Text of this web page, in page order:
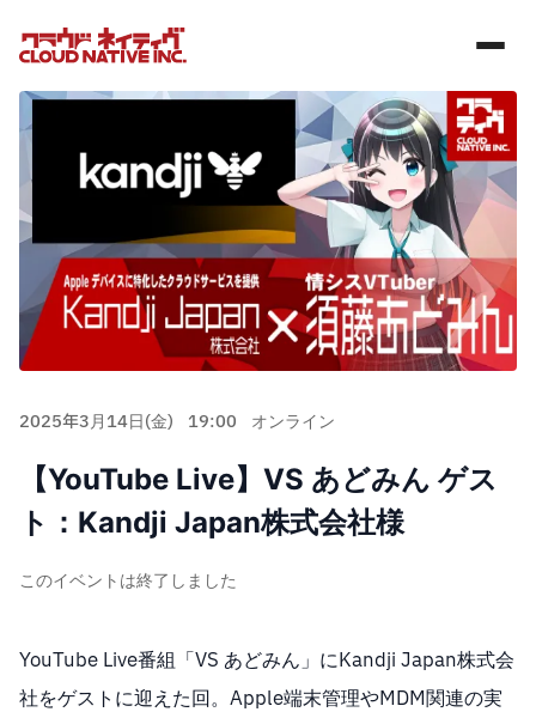
2025年3月14日(金) 19:00 オンライン
【YouTube Live】VS あどみん ゲス
ト：Kandji Japan株式会社様
このイベントは終了しました
YouTube Live番組「VS あどみん」にKandji Japan株式会
社をゲストに迎えた回。Apple端末管理やMDM関連の実